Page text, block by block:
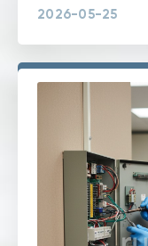
2026-05-25